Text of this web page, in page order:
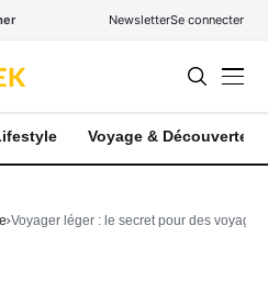
NewsletterSe connecter
Voyage & Découverte
Voyager léger : le secret pour des